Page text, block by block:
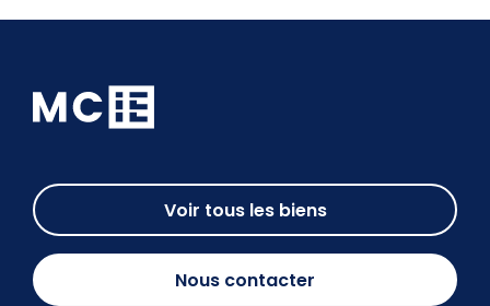
Voir tous les biens
Nous contacter